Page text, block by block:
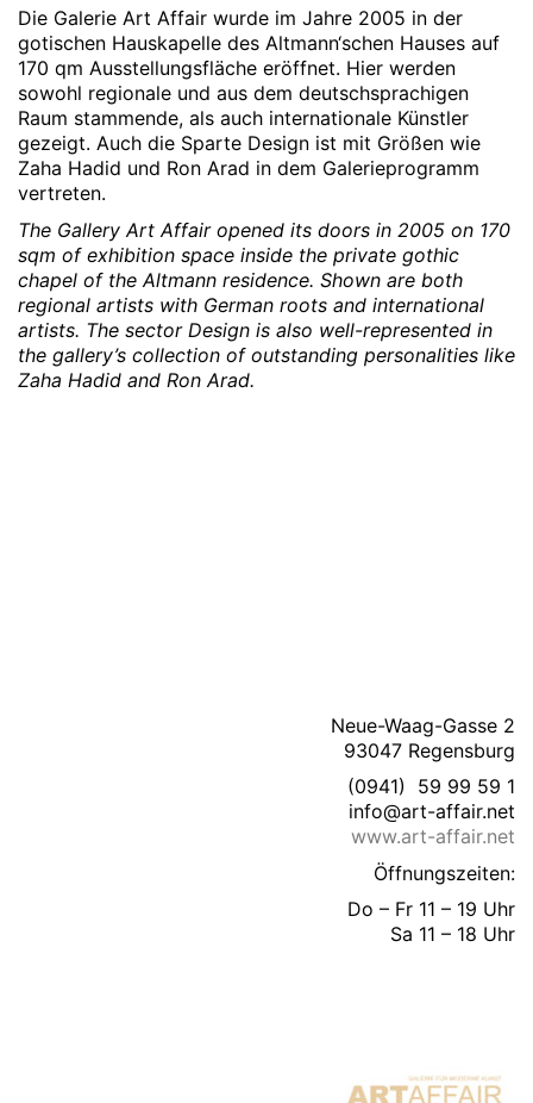
Die Galerie Art Affair wurde im Jahre 2005 in der
gotischen Hauskapelle des Altmann‘schen Hauses auf
170 qm Ausstellungsfläche eröffnet. Hier werden
sowohl regionale und aus dem deutschsprachigen
Raum stammende, als auch internationale Künstler
gezeigt. Auch die Sparte Design ist mit Größen wie
Zaha Hadid und Ron Arad in dem Galerieprogramm
vertreten.
The Gallery Art Affair opened its doors in 2005 on 170
sqm of exhibition space inside the private gothic
chapel of the Altmann residence. Shown are both
regional artists with German roots and international
artists. The sector Design is also well-represented in
the gallery’s collection of outstanding personalities like
Zaha Hadid and Ron Arad.
Neue-Waag-Gasse 2
93047 Regensburg
(0941) 59 99 59 1
info@art-affair.net
www.art-affair.net
Öffnungszeiten:
Do – Fr 11 – 19 Uhr
Sa 11 – 18 Uhr